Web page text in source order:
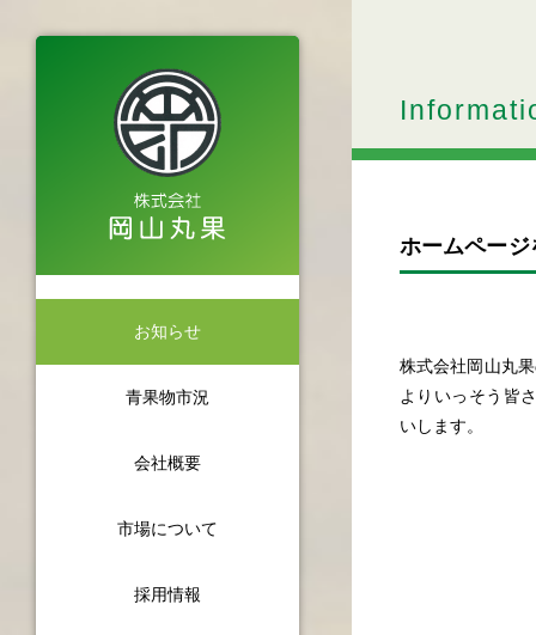
お知らせ
青果物市況
会社概要
市場について
採用情報
ホームペー
株式会社岡山丸
よりいっそう皆
いします。